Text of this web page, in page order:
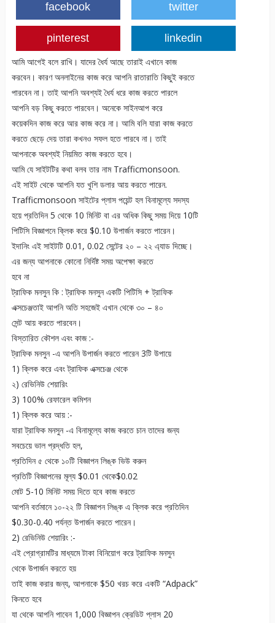
facebook twitter
pinterest linkedin
আমি আগেই বলে রাখি। যাদের ধৈর্য আছে তারাই এখানে কাজ
করবেন। কারণ অনলাইনের কাজ করে আপনি রাতারাতি কিছুই করতে
পারবেন না। তাই আপনি অবশ্যই ধৈর্য ধরে কাজ করতে পারলে
আপনি বড় কিছু করতে পারবেন। অনেকে সাইনআপ করে
কয়েকদিন কাজ করে আর কাজ করে না। আমি বলি যারা কাজ করতে
করতে ছেড়ে দেয় তারা কখনও সফল হতে পারবে না। তাই
আপনাকে অবশ্যই নিয়মিত কাজ করতে হবে।
আমি যে সাইটটির কথা বলব তার নাম Trafficmonsoon.
এই সাইট থেকে আপনি যত খুশি ডলার আয় করতে পারেন.
Trafficmonsoon সাইটের প্লাস পয়েন্ট হল বিনামূল্যে সদস্য
হয়ে প্রতিদিন 5 থেকে 10 মিনিট বা এর অধিক কিছু সময় দিয়ে 10টি
পিটিসি বিজ্ঞাপনে ক্লিক করে $0.10 উপার্জন করতে পারেন।
ইদানিং এই সাইটটি 0.01, 0.02 সেন্টের ২০ – ২২ এ্যাড দিচ্ছে।
এর জন্য আপনাকে কোনো নির্দিষ্ট সময় অপেক্ষা করতে
হবে না
ট্রাফিক মনসুন কি : ট্রাফিক মনসুন একটি পিটিসি + ট্রাফিক
এক্সচেঞ্জতাই আপনি অতি সহজেই এখান থেকে ৩০ – ৪০
সেন্ট আয় করতে পারবেন।
বিস্তারিত কৌশল এবং কাজ :-
ট্রাফিক মনসুন -এ আপনি উপার্জন করতে পারেন 3টি উপায়ে
1) ক্লিক করে এবং ট্রাফিক এক্সচেঞ্জ থেকে
২) রেভিনিউ শেয়ারিং
3) 100% রেফারেল কমিশন
1) ক্লিক করে আয় :-
যারা ট্রাফিক মনসুন -এ বিনামূল্যে কাজ করতে চান তাদের জন্য
সবচেয়ে ভাল প্রদ্ধতি হল,
প্রতিদিন ৫ থেকে ১০টি বিজ্ঞাপন লিঙ্ক ভিউ করুন
প্রতিটি বিজ্ঞাপনের মূল্য $0.01 থেকে$0.02
মোট 5-10 মিনিট সময় দিতে হবে কাজ করতে
আপনি বর্তমানে ১০-২২ টি বিজ্ঞাপন লিঙ্ক এ ক্লিক করে প্রতিদিন
$0.30-0.40 পর্যন্ত উপার্জন করতে পারেন।
2) রেভিনিউ শেয়ারিং :-
এই প্রোগ্রামটির মাধ্যমে টাকা বিনিয়োগ করে ট্রাফিক মনসুন
থেকে উপার্জন করতে হয়
তাই কাজ করার জন্য, আপনাকে $50 খরচ করে একটি “Adpack”
কিনতে হবে
যা থেকে আপনি পাবেন 1,000 বিজ্ঞাপন ক্রেডিট প্লাস 20